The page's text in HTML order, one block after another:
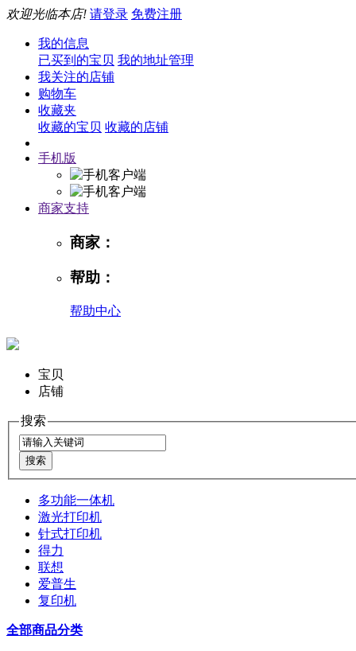
欢迎光临本店! 请登录 免费注册
我的信息
已买到的宝贝 我的地址管理
我关注的店铺
购物车
收藏夹
收藏的宝贝 收藏的店铺
手机版
商家支持
商家：
帮助：
帮助中心
宝贝
店铺
搜索
多功能一体机
激光打印机
针式打印机
得力
联想
爱普生
复印机
全部商品分类